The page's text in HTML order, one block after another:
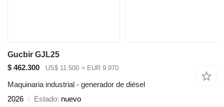
Gucbir GJL25
$ 462.300
US$ 11.500 ≈ EUR 9.970
Maquinaria industrial - generador de diésel
2026
Estado nuevo